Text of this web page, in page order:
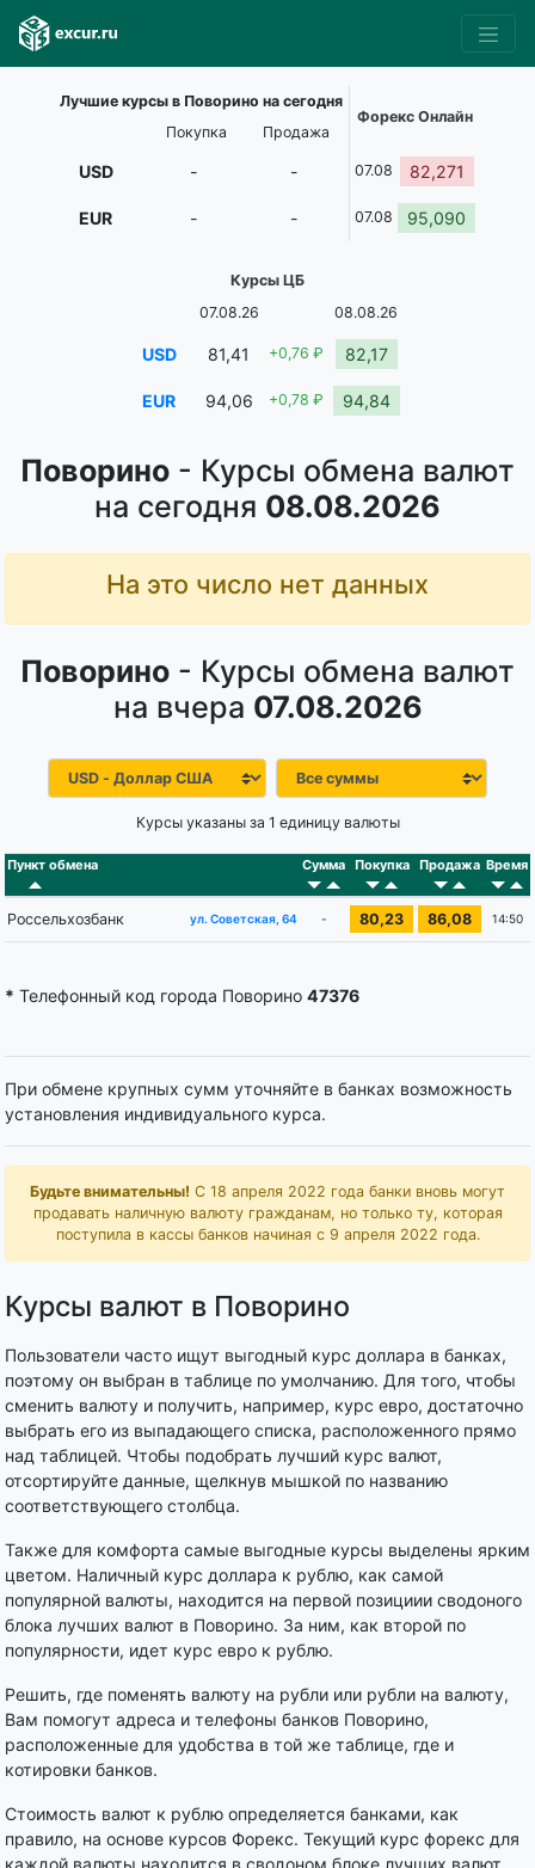
Поворино - Курсы обмена валют
на сегодня 08.08.2026
На это число нет данных
Поворино - Курсы обмена валют
на вчера 07.08.2026
Курсы указаны за 1 единицу валюты
Пункт обмена Сумма Покупка Продажа Время
Россельхозбанк ул. Советская, 64 - 80,23 86,08 14:50
* Телефонный код города Поворино 47376
При обмене крупных сумм уточняйте в банках возможность
установления индивидуального курса.
Будьте внимательны! С 18 апреля 2022 года банки вновь могут
продавать наличную валюту гражданам, но только ту, которая
поступила в кассы банков начиная с 9 апреля 2022 года.
Курсы валют в Поворино
Пользователи часто ищут выгодный курс доллара в банках,
поэтому он выбран в таблице по умолчанию. Для того, чтобы
сменить валюту и получить, например, курс евро, достаточно
выбрать его из выпадающего списка, расположенного прямо
над таблицей. Чтобы подобрать лучший курс валют,
отсортируйте данные, щелкнув мышкой по названию
соответствующего столбца.
Также для комфорта самые выгодные курсы выделены ярким
цветом. Наличный курс доллара к рублю, как самой
популярной валюты, находится на первой позициии сводоного
блока лучших валют в Поворино. За ним, как второй по
популярности, идет курс евро к рублю.
Решить, где поменять валюту на рубли или рубли на валюту,
Вам помогут адреса и телефоны банков Поворино,
расположенные для удобства в той же таблице, где и
котировки банков.
Стоимость валют к рублю определяется банками, как
правило, на основе курсов Форекс. Текущий курс форекс для
каждой валюты находится в сводоном блоке лучших валют.
Лучшие курсы в Поворино на сегодня
Форекс Онлайн
Покупка
Продажа
USD - - 07.08 82,271
EUR - - 07.08 95,090
Курсы ЦБ
07.08.26
08.08.26
USD 81,41 +0,76 ₽ 82,17
EUR 94,06 +0,78 ₽ 94,84